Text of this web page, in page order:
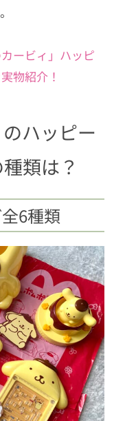
ービィ」ハッピ
物紹介！
のハッピー
類は？
6種類